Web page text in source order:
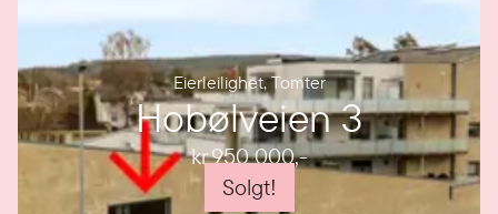
Eierleilighet,Tomter
Hobølveien 3
kr 950 000,-
Solgt!